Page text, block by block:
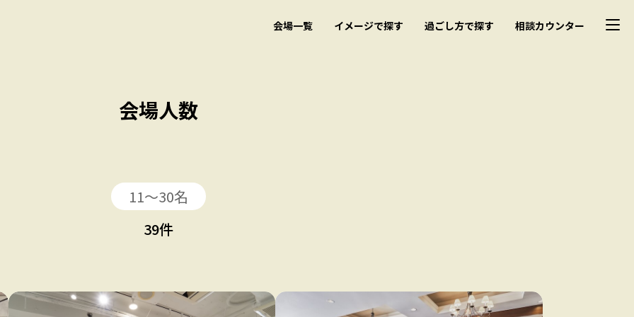
会場一覧 イメージで探す 過ごし方で探す 相談カウンター
会場人数
11〜30名
39件